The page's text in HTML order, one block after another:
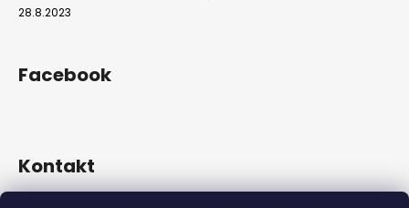
28.8.2023
Facebook
Kontakt